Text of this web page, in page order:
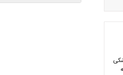
پزشکی
گذشته